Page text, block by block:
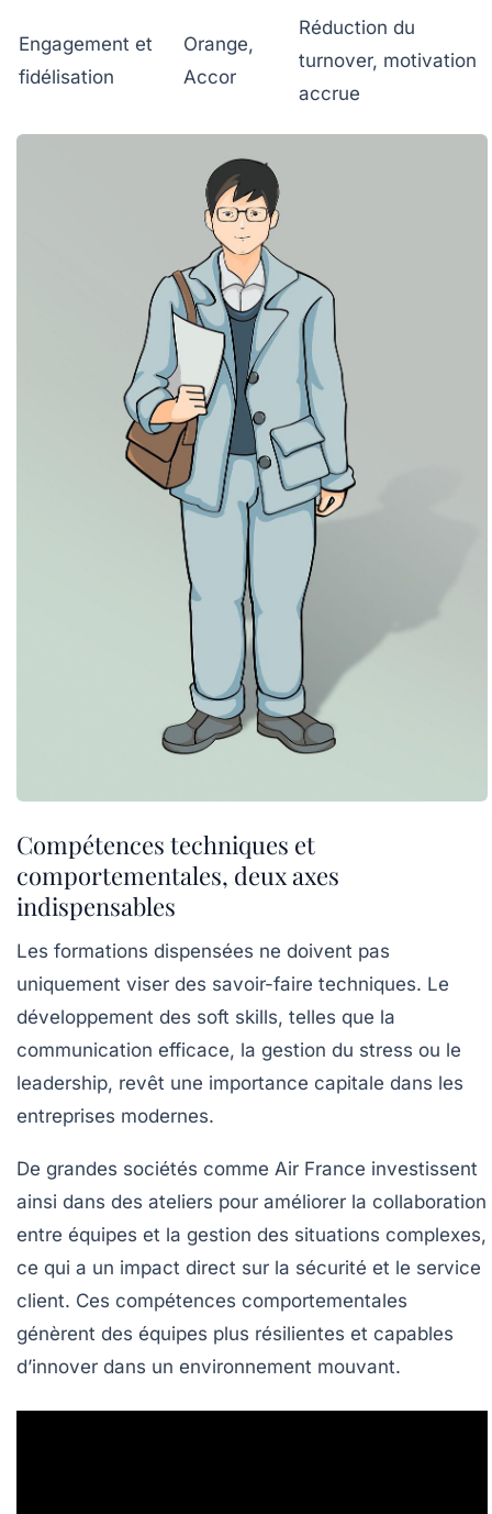
Engagement et
fidélisation
Orange,
Accor
Réduction du
turnover, motivation
accrue
Compétences techniques et
comportementales, deux axes
indispensables
Les formations dispensées ne doivent pas
uniquement viser des savoir-faire techniques. Le
développement des soft skills, telles que la
communication efficace, la gestion du stress ou le
leadership, revêt une importance capitale dans les
entreprises modernes.
De grandes sociétés comme Air France investissent
ainsi dans des ateliers pour améliorer la collaboration
entre équipes et la gestion des situations complexes,
ce qui a un impact direct sur la sécurité et le service
client. Ces compétences comportementales
génèrent des équipes plus résilientes et capables
d’innover dans un environnement mouvant.